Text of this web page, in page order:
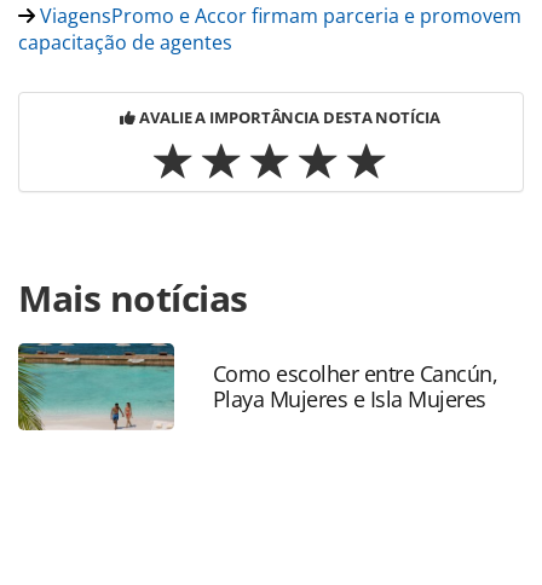
ViagensPromo e Accor firmam parceria e promovem
capacitação de agentes
AVALIE A IMPORTÂNCIA DESTA NOTÍCIA
https://www.panrotas.com.br/panfriday/operadoras/
lanca-descontos-de-ate-60-e-premio-diarios-para-
agencias_200944.html ou as ferramentas oferecidas na
página. Todo o conteúdo produzido pela PANROTAS
Editora é protegido pela legislação brasileira sobre direito
autoral. Não reproduza o conteúdo sem autorização da
Mais notícias
Como escolher entre Cancún,
Playa Mujeres e Isla Mujeres